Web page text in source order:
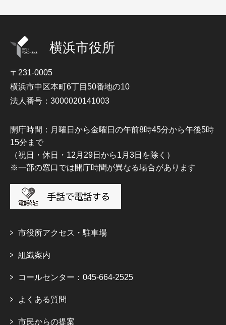
横浜市役所
〒231-0005
横浜市中区本町6丁目50番地の10
法人番号：3000020141003
開庁時間：月曜日から金曜日の午前8時45分から午後5時
15分まで
（祝日・休日・12月29日から1月3日を除く）
※一部の窓口では開庁時間が異なる場合があります
市役所アクセス・駐車場
組織案内
コールセンター：045-664-2525
よくある質問
市民からの提案